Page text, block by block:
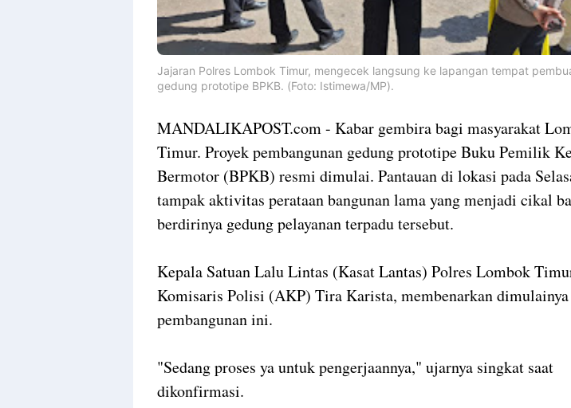
Jajaran Polres Lombok Timur, mengecek langsung ke lapangan tempat
gedung prototipe BPKB. (Foto: Istimewa/MP).
MANDALIKAPOST.com - Kabar gembira bagi masyarakat
Timur. Proyek pembangunan gedung prototipe Buku Pemilik
Bermotor (BPKB) resmi dimulai. Pantauan di lokasi pada
tampak aktivitas perataan bangunan lama yang menjadi cikal
berdirinya gedung pelayanan terpadu tersebut.
Kepala Satuan Lalu Lintas (Kasat Lantas) Polres Lombok
Komisaris Polisi (AKP) Tira Karista, membenarkan dimulainya
pembangunan ini.
"Sedang proses ya untuk pengerjaannya," ujarnya singkat saat
dikonfirmasi.